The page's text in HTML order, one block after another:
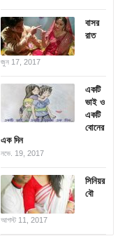
বাসর
রাত
জুন 17, 2017
একটি
ভাই ও
একটি
বোনের
এক দিন
নভে. 19, 2017
সিনিয়র
বৌ
আগস্ট 11, 2017